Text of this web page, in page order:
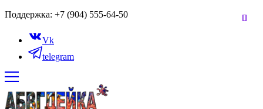
Поддержка: +7 (904) 555-64-50
Vk
telegram